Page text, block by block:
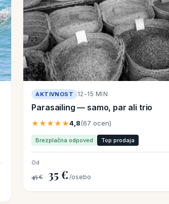
AKTIVNOST 12-15 MIN
Parasailing — samo, par ali trio
★★★★★4,8(67 ocen)
Brezplačna odpoved Top prodaja
Od
45 € 35 € /osebo